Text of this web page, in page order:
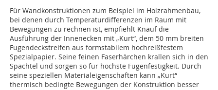
Für Wandkonstruktionen zum Beispiel im Holzrahmenbau,
bei denen durch Temperaturdifferenzen im Raum mit
Bewegungen zu rechnen ist, empfiehlt Knauf die
Ausführung der Innenecken mit „Kurt“, dem 50 mm breiten
Fugendeckstreifen aus formstabilem hochreißfestem
Spezialpapier. Seine feinen Faserhärchen krallen sich in den
Spachtel und sorgen so für höchste Fugenfestigkeit. Durch
seine speziellen Materialeigenschaften kann „Kurt“
thermisch bedingte Bewegungen der Konstruktion besser